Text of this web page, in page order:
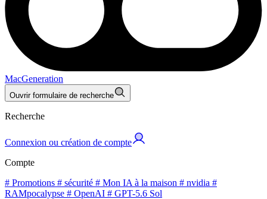
MacGeneration
Ouvrir formulaire de recherche
Recherche
Connexion ou création de compte
Compte
# Promotions # sécurité # Mon IA à la maison # nvidia #
RAMpocalypse # OpenAI # GPT-5.6 Sol